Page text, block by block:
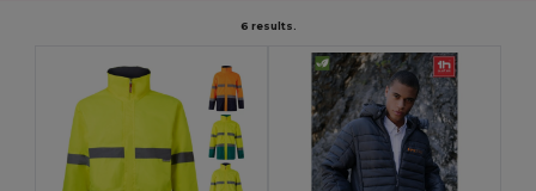
6 results.